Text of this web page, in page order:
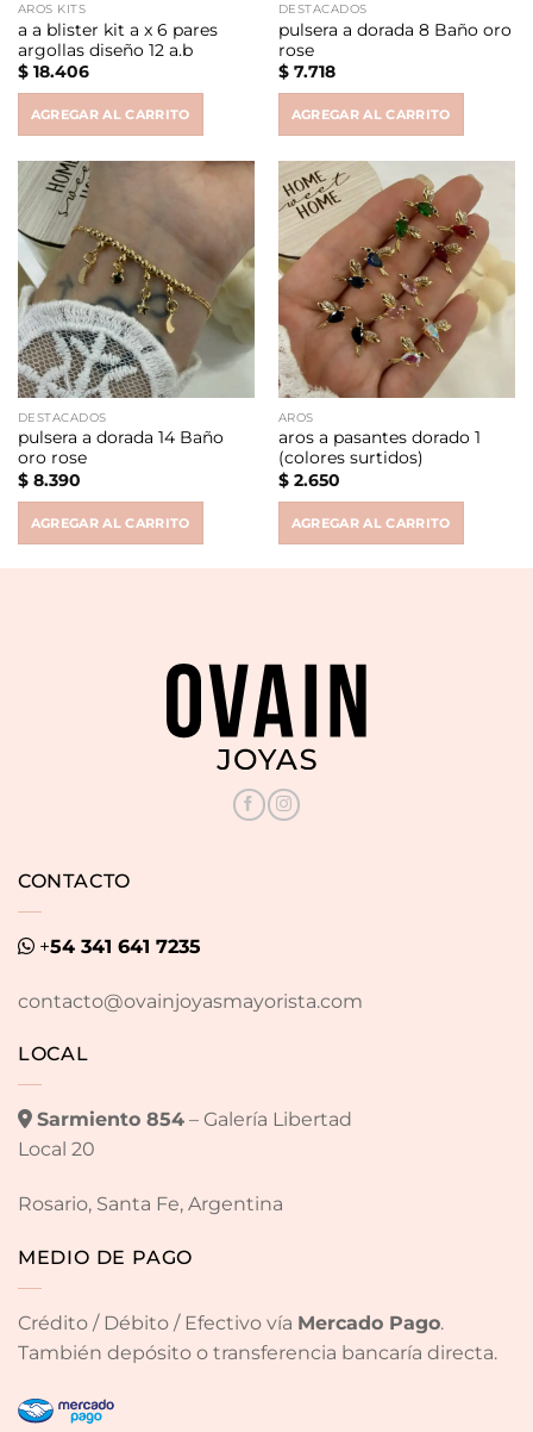
AROS KITS
a a blister kit a x 6 pares
argollas diseño 12 a.b
$18.406
AGREGAR AL CARRITO
DESTACADOS
pulsera a dorada 8 Baño oro
rose
$7.718
AGREGAR AL CARRITO
DESTACADOS
pulsera a dorada 14 Baño
oro rose
$8.390
AGREGAR AL CARRITO
AROS
aros a pasantes dorado 1
(colores surtidos)
$2.650
AGREGAR AL CARRITO
LOCAL
Sarmiento 854– Galería Libertad
Local 20
Rosario, Santa Fe, Argentina
MEDIO DE PAGO
Crédito / Débito / Efectivo vía Mercado Pago.
También depósito o transferencia bancaría directa.
CONTACTO
+54 341 641 7235
contacto@ovainjoyasmayorista.com